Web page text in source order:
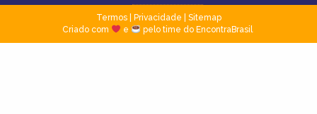
Termos| Privacidade
Sitemap
Criado com
e pelo time do EncontraBrasil